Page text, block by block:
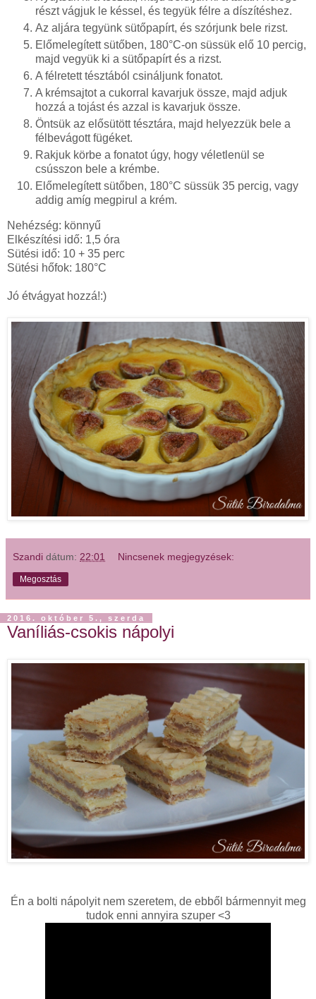
részt vágjuk le késsel, és tegyük félre a díszítéshez.
Az aljára tegyünk sütőpapírt, és szórjunk bele rizst.
Előmelegített sütőben, 180°C-on süssük elő 10 percig,
majd vegyük ki a sütőpapírt és a rizst.
A félretett tésztából csináljunk fonatot.
A krémsajtot a cukorral kavarjuk össze, majd adjuk
hozzá a tojást és azzal is kavarjuk össze.
Öntsük az elősütött tésztára, majd helyezzük bele a
félbevágott fügéket.
Rakjuk körbe a fonatot úgy, hogy véletlenül se
csússzon bele a krémbe.
Előmelegített sütőben, 180°C süssük 35 percig, vagy
addig amíg megpirul a krém.
Nehézség: könnyű
Elkészítési idő: 1,5 óra
Sütési idő: 10 + 35 perc
Sütési hőfok: 180°C
Jó étvágyat hozzá!:)
Szandi dátum: 22:01 Nincsenek megjegyzések:
Megosztás
2016. október 5., szerda
Vaníliás-csokis nápolyi
Én a bolti nápolyit nem szeretem, de ebből bármennyit meg
tudok enni annyira szuper <3